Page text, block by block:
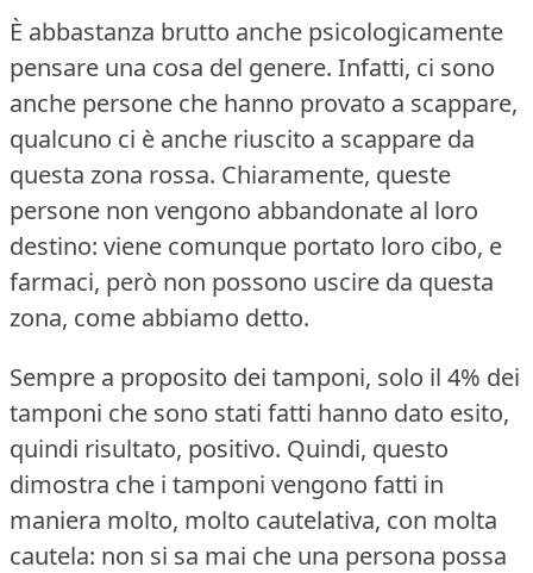
È abbastanza brutto anche psicologicamente
pensare una cosa del genere. Infatti, ci sono
anche persone che hanno provato a scappare,
qualcuno ci è anche riuscito a scappare da
questa zona rossa. Chiaramente, queste
persone non vengono abbandonate al loro
destino: viene comunque portato loro cibo, e
farmaci, però non possono uscire da questa
zona, come abbiamo detto.
Sempre a proposito dei tamponi, solo il 4% dei
tamponi che sono stati fatti hanno dato esito,
quindi risultato, positivo. Quindi, questo
dimostra che i tamponi vengono fatti in
maniera molto, molto cautelativa, con molta
cautela: non si sa mai che una persona possa